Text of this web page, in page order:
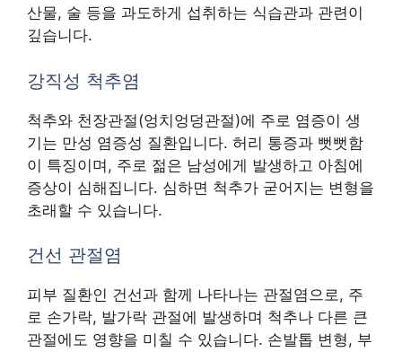
산물, 술 등을 과도하게 섭취하는 식습관과 관련이
깊습니다.
강직성 척추염
척추와 천장관절(엉치엉덩관절)에 주로 염증이 생
기는 만성 염증성 질환입니다. 허리 통증과 뻣뻣함
이 특징이며, 주로 젊은 남성에게 발생하고 아침에
증상이 심해집니다. 심하면 척추가 굳어지는 변형을
초래할 수 있습니다.
건선 관절염
피부 질환인 건선과 함께 나타나는 관절염으로, 주
로 손가락, 발가락 관절에 발생하며 척추나 다른 큰
관절에도 영향을 미칠 수 있습니다. 손발톱 변형, 부